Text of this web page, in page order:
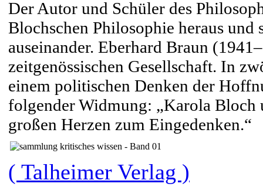
Der Autor und Schüler des
Blochschen Philosophie heraus
auseinander. Eberhard Braun
zeitgenössischen Gesellschaft. In
einem politischen Denken der
folgender Widmung: „Karola Bloch
großen Herzen zum Eingedenken.“
( Talheimer Verlag )